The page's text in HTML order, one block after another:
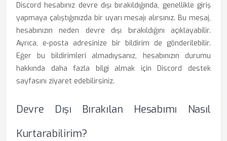
Discord hesabınız devre dışı bırakıldığında, genellikle giriş
yapmaya çalıştığınızda bir uyarı mesajı alırsınız. Bu mesaj,
hesabınızın neden devre dışı bırakıldığını açıklayabilir.
Ayrıca, e-posta adresinize bir bildirim de gönderilebilir.
Eğer bu bildirimleri almadıysanız, hesabınızın durumu
hakkında daha fazla bilgi almak için Discord destek
sayfasını ziyaret edebilirsiniz.
Devre Dışı Bırakılan Hesabımı Nasıl
Kurtarabilirim?